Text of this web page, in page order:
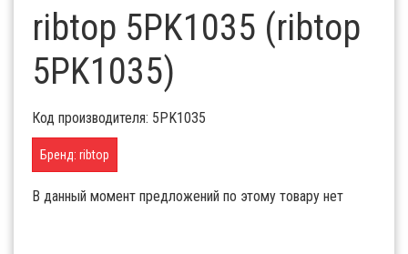
ribtop 5PK1035 (ribtop
5PK1035)
Код производителя: 5PK1035
Бренд: ribtop
В данный момент предложений по этому товару нет